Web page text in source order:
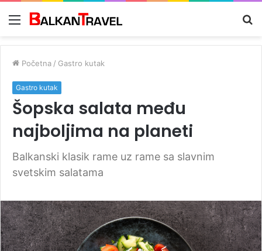
Meni
Početna / Gastro kutak
Gastro kutak
Šopska salata među
najboljima na planeti
Balkanski klasik rame uz rame sa slavnim
svetskim salatama